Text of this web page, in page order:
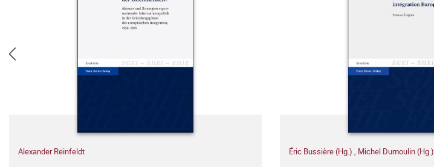
Alexander Reinfeldt Éric Bussière (Hg.) , Michel Dumoulin (Hg.)